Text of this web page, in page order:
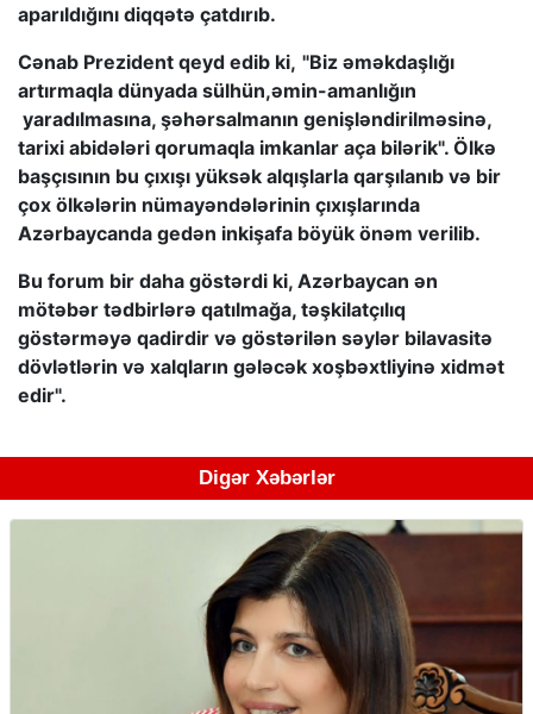
aparıldığını diqqətə çatdırıb.
Cənab Prezident qeyd edib ki, "Biz əməkdaşlığı
artırmaqla dünyada sülhün,əmin-amanlığın
yaradılmasına, şəhərsalmanın genişləndirilməsinə,
tarixi abidələri qorumaqla imkanlar aça bilərik". Ölkə
başçısının bu çıxışı yüksək alqışlarla qarşılanıb və bir
çox ölkələrin nümayəndələrinin çıxışlarında
Azərbaycanda gedən inkişafa böyük önəm verilib.
Bu forum bir daha göstərdi ki, Azərbaycan ən
mötəbər tədbirlərə qatılmağa, təşkilatçılıq
göstərməyə qadirdir və göstərilən səylər bilavasitə
dövlətlərin və xalqların gələcək xoşbəxtliyinə xidmət
edir".
Digər Xəbərlər